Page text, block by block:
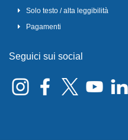
Solo testo / alta leggibilità
Pagamenti
Seguici sui social